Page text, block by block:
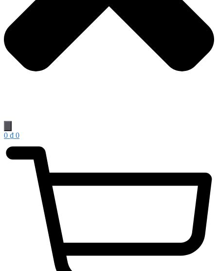
0 ₫ 0